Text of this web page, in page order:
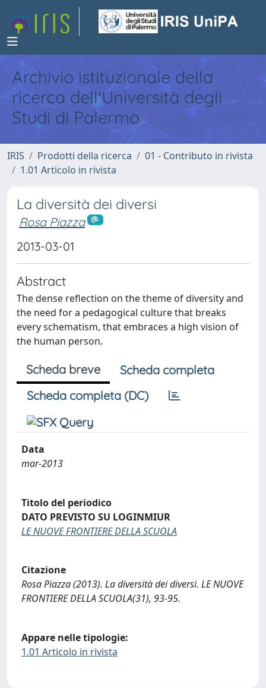
Archivio istituzionale della
ricerca dell'Università degli
Studi di Palermo
IRIS Prodotti della ricerca
01 - Contributo in rivista
1.01 Articolo in rivista
La diversità dei diversi
Rosa Piazza
2013-03-01
Abstract
The dense reflection on the theme of diversity and
the need for a pedagogical culture that breaks
every schematism, that embraces a high vision of
the human person.
Scheda breve
Scheda completa
Scheda completa (DC)
Data
mar-2013
Titolo del periodico
DATO PREVISTO SU LOGINMIUR
LE NUOVE FRONTIERE DELLA SCUOLA
Citazione
Rosa Piazza (2013). La diversità dei diversi. LE NUOVE
FRONTIERE DELLA SCUOLA(31), 93-95.
Appare nelle tipologie:
1.01 Articolo in rivista